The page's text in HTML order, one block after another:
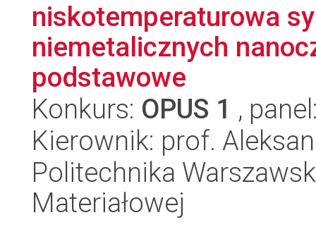
niskotemperaturowa
niemetalicznych
podstawowe
Konkurs: OPUS 1 ,
Kierownik: prof.
Politechnika
Materiałowej